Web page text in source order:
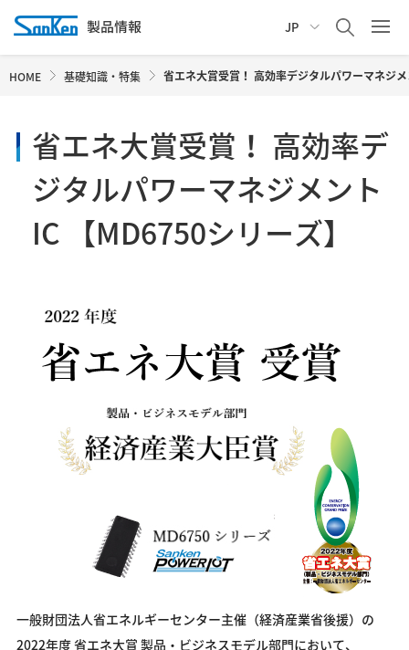
JP
HOME 基礎知識・特集 省エネ大賞受賞！ 高効率デジタルパワーマネジ
省エネ大賞受賞！ 高効率デ
ジタルパワーマネジメント
IC 【MD6750シリーズ】
一般財団法人省エネルギーセンター主催（経済産業省後援）の
2022年度 省エネ大賞 製品・ビジネスモデル部門において、